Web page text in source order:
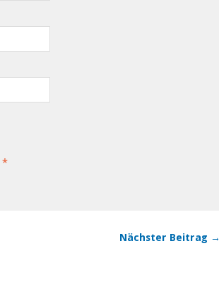
*
Nächster Beitrag →